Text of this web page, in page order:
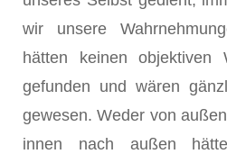
wir unsere
hätten keinen
gefunden und wären
gewesen. Weder von
innen nach außen